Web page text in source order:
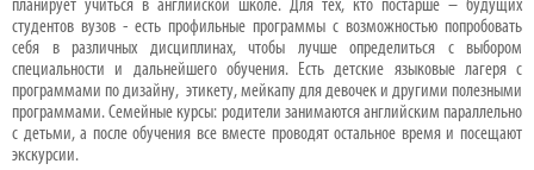
планирует учиться в английской школе. Для тех, кто постарше – будущих
студентов вузов - есть профильные программы с возможностью попробовать
себя в различных дисциплинах, чтобы лучше определиться с выбором
специальности и дальнейшего обучения. Есть детские языковые лагеря с
программами по дизайну, этикету, мейкапу для девочек и другими полезными
программами. Семейные курсы: родители занимаются английским параллельно
с детьми, а после обучения все вместе проводят остальное время и посещают
экскурсии.